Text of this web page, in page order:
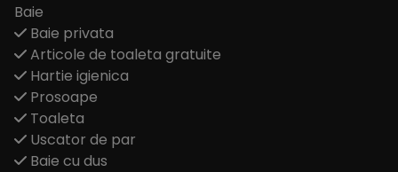
Baie
Baie privata
Articole de toaleta gratuite
Hartie igienica
Prosoape
Toaleta
Uscator de par
Baie cu dus